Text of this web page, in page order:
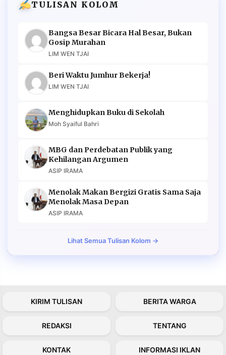
TULISAN KOLOM
Bangsa Besar Bicara Hal Besar, Bukan
Gosip Murahan
LIM WEN TJAI
Beri Waktu Jumhur Bekerja!
LIM WEN TJAI
Menghidupkan Buku di Sekolah
Moh Syaiful Bahri
MBG dan Perdebatan Publik yang
Kehilangan Argumen
ASIP IRAMA
Menolak Makan Bergizi Gratis Sama Saja
Menolak Masa Depan
ASIP IRAMA
Lihat Semua Tulisan Kolom →
KIRIM TULISAN BERITA WARGA
REDAKSI TENTANG
KONTAK INFORMASI IKLAN